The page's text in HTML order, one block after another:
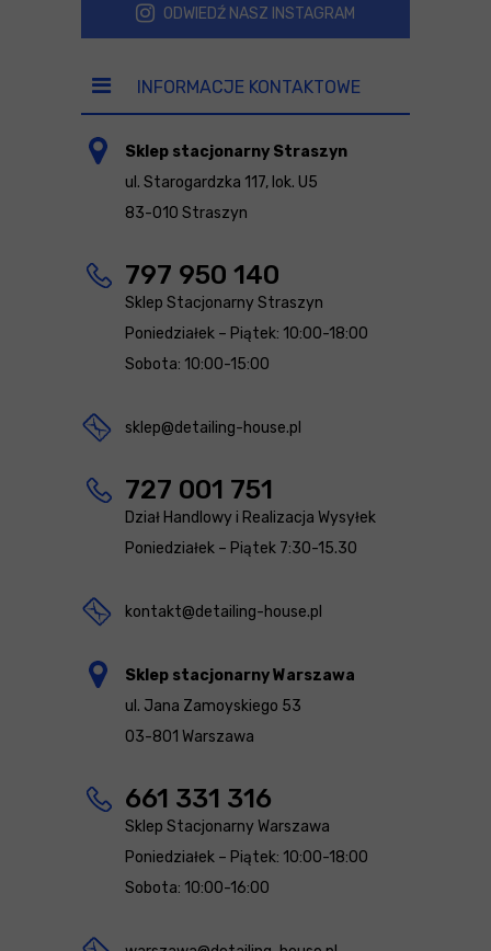
ODWIEDŹ NASZ INSTAGRAM
INFORMACJE KONTAKTOWE
Sklep stacjonarny Straszyn
ul. Starogardzka 117, lok. U5
83-010 Straszyn
797 950 140
Sklep Stacjonarny Straszyn
Poniedziałek – Piątek: 10:00-18:00
Sobota: 10:00-15:00
sklep@detailing-house.pl
727 001 751
Dział Handlowy i Realizacja Wysyłek
Poniedziałek – Piątek 7:30-15.30
kontakt@detailing-house.pl
Sklep stacjonarny Warszawa
ul. Jana Zamoyskiego 53
03-801 Warszawa
661 331 316
Sklep Stacjonarny Warszawa
Poniedziałek – Piątek: 10:00-18:00
Sobota: 10:00-16:00